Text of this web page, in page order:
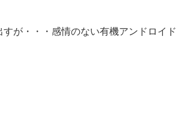
すが・・・感情のない有機アンドロイド